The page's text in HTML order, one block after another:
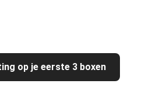
op je eerste 3 boxen